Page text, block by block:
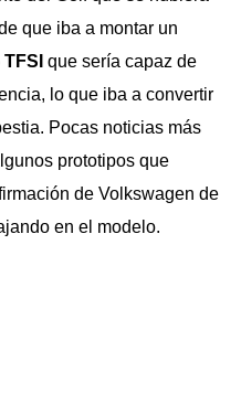
que iba a montar un
que sería capaz de
lo que iba a convertir
Pocas noticias más
prototipos que
de Volkswagen de
en el modelo.